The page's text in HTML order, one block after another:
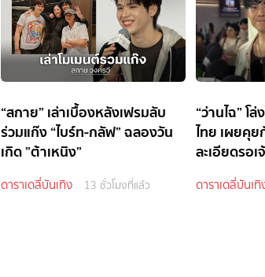
“สกาย” เล่าเบื้องหลังเฟรมลับ
ร่วมแก๊ง “ไบร์ท-กลัฟ” ฉลองวัน
เกิด ”ต้าเหนิง”
ดาราเดลี่บันเทิง 13 ชั่วโมงที่แล้ว
“ว่านไฉ” โ
ไทย เผยคุ
ละเอียดรอ
ดาราเดลี่บันเทิ